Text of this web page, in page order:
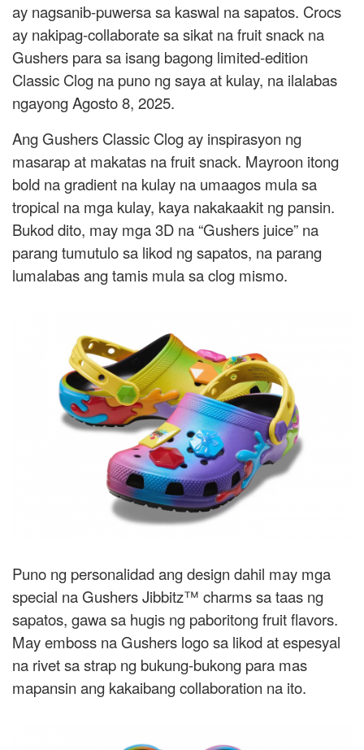
ay nagsanib-puwersa sa kaswal na sapatos. Crocs
ay nakipag-collaborate sa sikat na fruit snack na
Gushers para sa isang bagong limited-edition
Classic Clog na puno ng saya at kulay, na ilalabas
ngayong Agosto 8, 2025.
Ang Gushers Classic Clog ay inspirasyon ng
masarap at makatas na fruit snack. Mayroon itong
bold na gradient na kulay na umaagos mula sa
tropical na mga kulay, kaya nakakaakit ng pansin.
Bukod dito, may mga 3D na “Gushers juice” na
parang tumutulo sa likod ng sapatos, na parang
lumalabas ang tamis mula sa clog mismo.
Puno ng personalidad ang design dahil may mga
special na Gushers Jibbitz™ charms sa taas ng
sapatos, gawa sa hugis ng paboritong fruit flavors.
May emboss na Gushers logo sa likod at espesyal
na rivet sa strap ng bukung-bukong para mas
mapansin ang kakaibang collaboration na ito.